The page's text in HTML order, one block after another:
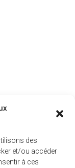
des
et/ou accéder
à ces